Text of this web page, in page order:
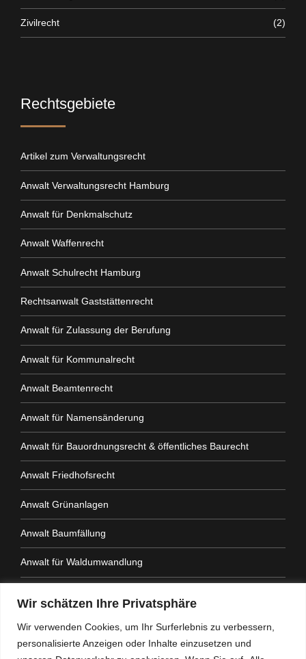
Wir schätzen Ihre Privatsphäre
Wir verwenden Cookies, um Ihr Surferlebnis zu verbessern,
personalisierte Anzeigen oder Inhalte einzusetzen und
Zivilrecht (2)
Rechtsgebiete
Artikel zum Verwaltungsrecht
Anwalt Verwaltungsrecht Hamburg
Anwalt für Denkmalschutz
Anwalt Waffenrecht
Anwalt Schulrecht Hamburg
Rechtsanwalt Gaststättenrecht
Anwalt für Zulassung der Berufung
Anwalt für Kommunalrecht
Anwalt Beamtenrecht
Anwalt für Namensänderung
Anwalt für Bauordnungsrecht & öffentliches Baurecht
Anwalt Friedhofsrecht
Anwalt Grünanlagen
Anwalt Baumfällung
Anwalt für Waldumwandlung
Anwalt Amtshaftung